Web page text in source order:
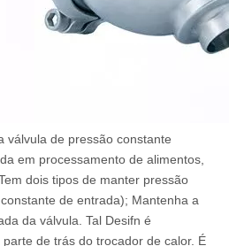
válvula de pressão constante
em processamento de alimentos,
dois tipos de manter pressão
de entrada); Mantenha a
da válvula. Tal Desifn é
de trás do trocador de calor. É